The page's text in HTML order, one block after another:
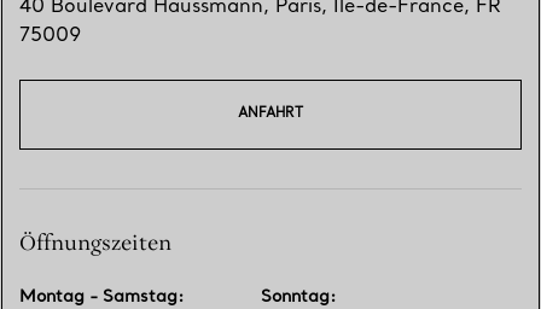
40 Boulevard Haussmann, Paris, Ile-de-France, FR
75009
ANFAHRT
Öffnungszeiten
Montag - Samstag:
Sonntag: